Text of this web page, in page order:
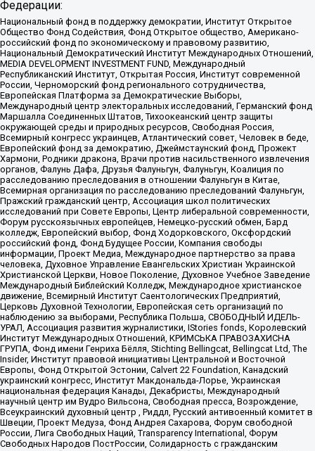
Федерации:
Национальный фонд в поддержку демократии, Институт Открытое
Общество Фонд Содействия, Фонд Открытое общество, Американо-
российский фонд по экономическому и правовому развитию,
Национальный Демократический Институт Международных Отношений,
MEDIA DEVELOPMENT INVESTMENT FUND, Международный
Республиканский Институт, Открытая Россия, Институт современной
России, Черноморский фонд регионального сотрудничества,
Европейская Платформа за Демократические Выборы,
Международный центр электоральных исследований, Германский фонд
Маршалла Соединенных Штатов, Тихоокеанский центр защиты
окружающей среды и природных ресурсов, Свободная Россия,
Всемирный конгресс украинцев, Атлантический совет, Человек в беде,
Европейский фонд за демократию, Джеймстаунский фонд, Прожект
Хармони, Родники дракона, Врачи против насильственного извлечения
органов, Фалунь Дафа, Друзья Фалуньгун, Фалуньгун, Коалиция по
расследованию преследования в отношении Фалуньгун в Китае,
Всемирная организация по расследованию преследований Фалуньгун,
Пражский гражданский центр, Ассоциация школ политических
исследований при Совете Европы, Центр либеральной современности,
Форум русскоязычных европейцев, Немецко-русский обмен, Бард
колледж, Европейский выбор, Фонд Ходорковского, Оксфордский
российский фонд, Фонд Будущее России, Компания свободы
информации, Проект Медиа, Международное партнерство за права
человека, Духовное Управление Евангельских Христиан Украинской
Христианской Церкви, Новое Поколение, Духовное Учебное Заведение
Международный Библейский Колледж, Международное христианское
движение, Всемирный Институт Саентологических Предприятий,
Церковь Духовной Технологии, Европейская сеть организаций по
наблюдению за выборами, Республика Польша, СВОБОДНЫЙ ИДЕЛЬ-
УРАЛ, Ассоциация развития журналистики, IStories fonds, Королевский
Институт Международных Отношений, КРИМСЬКА ПРАВОЗАХИСНА
ГРУПА, Фонд имени Генриха Бёлля, Stichting Bellingcat, Bellingcat Ltd, The
Insider, Институт правовой инициативы Центральной и Восточной
Европы, Фонд Открытой Эстонии, Calvert 22 Foundation, Канадский
украинский конгресс, Институт Макдональда-Лорье, Украинская
национальная федерация Канады, Декабристы, Международный
научный центр им Вудро Вильсона, Свободная пресса, Возрождение,
Всеукраинский духовный центр , Риддл, Русский антивоенный комитет в
Швеции, Проект Медуза, Фонд Андрея Сахарова, Форум свободной
России, Лига Свободных Наций, Transparеncy International, Форум
Свободных Народов ПостРоссии, Солидарность с гражданским